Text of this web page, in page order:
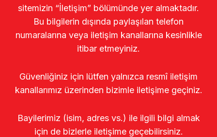
sitemizin “İletişim” bölümünde yer almaktadır.
Bu bilgilerin dışında paylaşılan telefon
numaralarına veya iletişim kanallarına kesinlikle
itibar etmeyiniz.
Güvenliğiniz için lütfen yalnızca resmî iletişim
kanallarımız üzerinden bizimle iletişime geçiniz.
Bayilerimiz (isim, adres vs.) ile ilgili bilgi almak
için de bizlerle iletişime geçebilirsiniz.